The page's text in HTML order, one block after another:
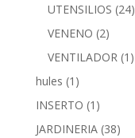
UTENSILIOS (24)
VENENO (2)
VENTILADOR (1)
hules (1)
INSERTO (1)
JARDINERIA (38)